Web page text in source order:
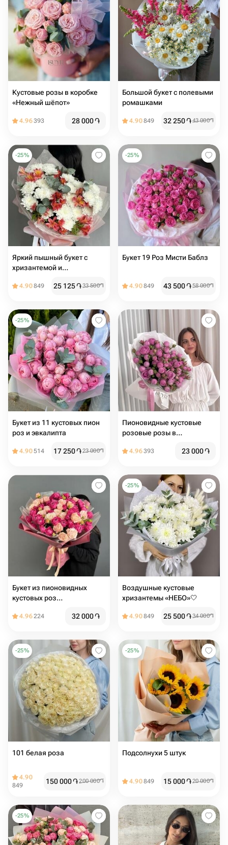
Кустовые розы в коробке
«Нежный шёпот»
4.96393 28 000֏
Большой букет с полевыми
ромашками
4.90849 32 250֏43 000֏
-25%
Яркий пышный букет с
хризантемой и
4.90849 25 125֏33 500֏
-25%
Букет 19 Роз Мисти Баблз
4.90849 43 500֏58 000֏
-25%
Букет из 11 кустовых пион
роз и эвкалипта
4.90514 17 250֏23 000֏
Пионовидные кустовые
розовые розы в
веток
4.96393 23 000֏
Букет из пионовидных
кустовых роз
4.96224 32 000֏
-25%
Воздушные кустовые
хризантемы «НЕБО»🤍
4.90849 25 500֏34 000֏
-25%
101 белая роза
4.90
849
150 000֏200 000֏
-25%
Подсолнухи 5 штук
4.90849 15 000֏20 000֏
-25%